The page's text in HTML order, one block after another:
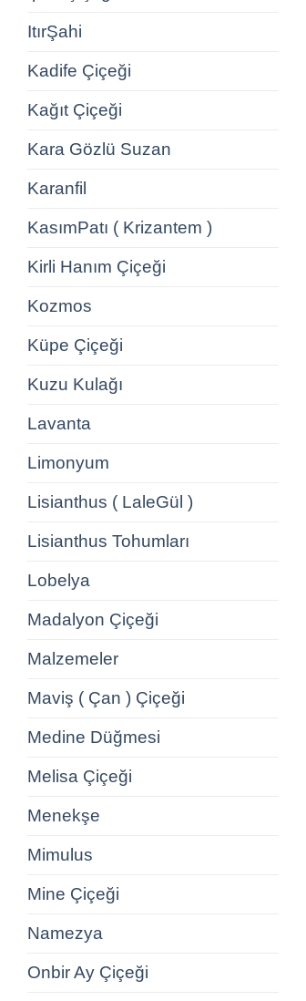
ItırŞahi
Kadife Çiçeği
Kağıt Çiçeği
Kara Gözlü Suzan
Karanfil
KasımPatı ( Krizantem )
Kirli Hanım Çiçeği
Kozmos
Küpe Çiçeği
Kuzu Kulağı
Lavanta
Limonyum
Lisianthus ( LaleGül )
Lisianthus Tohumları
Lobelya
Madalyon Çiçeği
Malzemeler
Maviş ( Çan ) Çiçeği
Medine Düğmesi
Melisa Çiçeği
Menekşe
Mimulus
Mine Çiçeği
Namezya
Onbir Ay Çiçeği